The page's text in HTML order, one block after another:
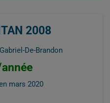
2008
De-Brandon
mars 2020